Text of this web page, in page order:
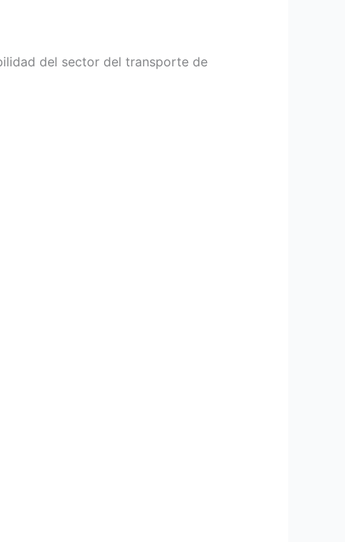
del sector del transporte de